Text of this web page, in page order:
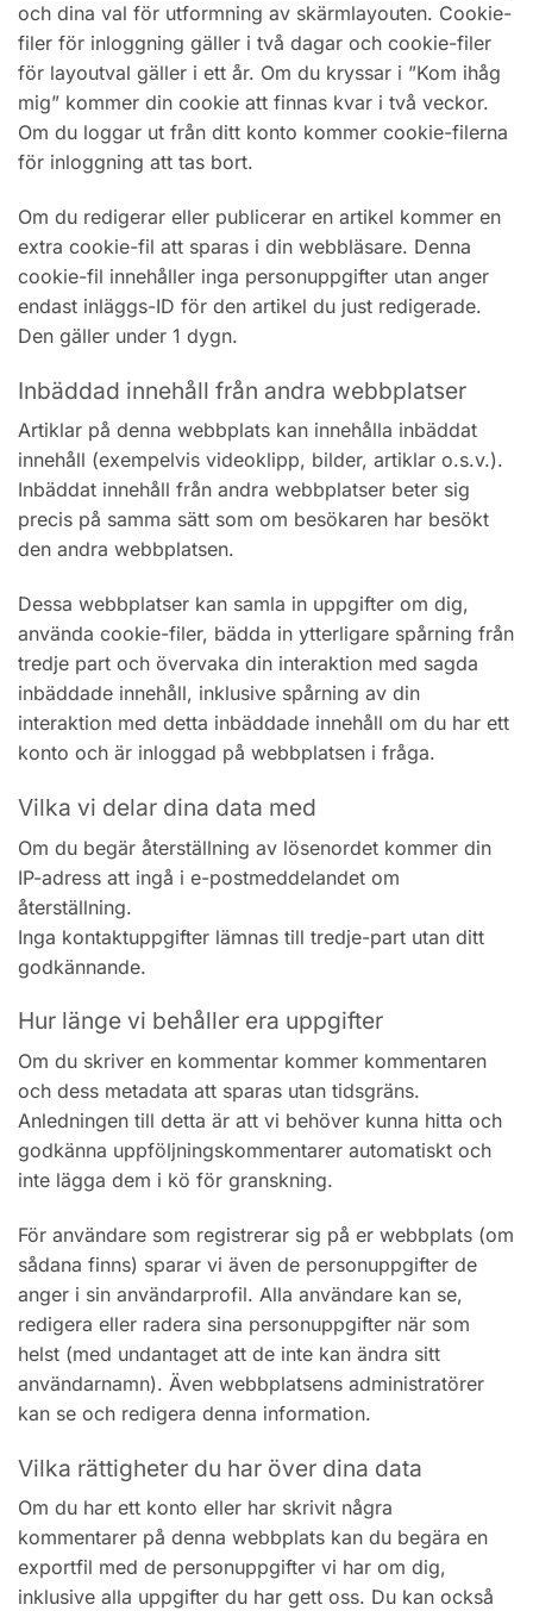
och dina val för utformning av skärmlayouten. Cookie-
filer för inloggning gäller i två dagar och cookie-filer
för layoutval gäller i ett år. Om du kryssar i ”Kom ihåg
mig” kommer din cookie att finnas kvar i två veckor.
Om du loggar ut från ditt konto kommer cookie-filerna
för inloggning att tas bort.
Om du redigerar eller publicerar en artikel kommer en
extra cookie-fil att sparas i din webbläsare. Denna
cookie-fil innehåller inga personuppgifter utan anger
endast inläggs-ID för den artikel du just redigerade.
Den gäller under 1 dygn.
Inbäddad innehåll från andra webbplatser
Artiklar på denna webbplats kan innehålla inbäddat
innehåll (exempelvis videoklipp, bilder, artiklar o.s.v.).
Inbäddat innehåll från andra webbplatser beter sig
precis på samma sätt som om besökaren har besökt
den andra webbplatsen.
Dessa webbplatser kan samla in uppgifter om dig,
använda cookie-filer, bädda in ytterligare spårning från
tredje part och övervaka din interaktion med sagda
inbäddade innehåll, inklusive spårning av din
interaktion med detta inbäddade innehåll om du har ett
konto och är inloggad på webbplatsen i fråga.
Vilka vi delar dina data med
Om du begär återställning av lösenordet kommer din
IP-adress att ingå i e-postmeddelandet om
återställning.
Inga kontaktuppgifter lämnas till tredje-part utan ditt
godkännande.
Hur länge vi behåller era uppgifter
Om du skriver en kommentar kommer kommentaren
och dess metadata att sparas utan tidsgräns.
Anledningen till detta är att vi behöver kunna hitta och
godkänna uppföljningskommentarer automatiskt och
inte lägga dem i kö för granskning.
För användare som registrerar sig på er webbplats (om
sådana finns) sparar vi även de personuppgifter de
anger i sin användarprofil. Alla användare kan se,
redigera eller radera sina personuppgifter när som
helst (med undantaget att de inte kan ändra sitt
användarnamn). Även webbplatsens administratörer
kan se och redigera denna information.
Vilka rättigheter du har över dina data
Om du har ett konto eller har skrivit några
kommentarer på denna webbplats kan du begära en
exportfil med de personuppgifter vi har om dig,
inklusive alla uppgifter du har gett oss. Du kan också